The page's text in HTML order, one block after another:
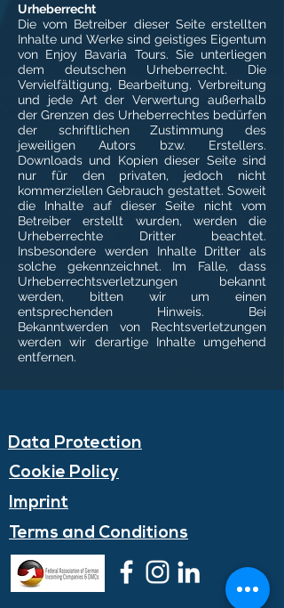
Urheberrecht
Die vom Betreiber dieser Seite erstellten
Inhalte und Werke sind geistiges Eigentum
von Enjoy Bavaria Tours. Sie unterliegen
dem deutschen Urheberrecht. Die
Vervielfältigung, Bearbeitung, Verbreitung
und jede Art der Verwertung außerhalb
der Grenzen des Urheberrechtes bedürfen
der schriftlichen Zustimmung des
jeweiligen Autors bzw. Erstellers.
Downloads und Kopien dieser Seite sind
nur für den privaten, jedoch nicht
kommerziellen Gebrauch gestattet. Soweit
die Inhalte auf dieser Seite nicht vom
Betreiber erstellt wurden, werden die
Urheberrechte Dritter beachtet.
Insbesondere werden Inhalte Dritter als
solche gekennzeichnet. Im Falle, dass
Urheberrechtsverletzungen bekannt
werden, bitten wir um einen
entsprechenden Hinweis. Bei
Bekanntwerden von Rechtsverletzungen
werden wir derartige Inhalte umgehend
entfernen.
Data Protection
Cookie Policy
Imprint
Terms and Conditions